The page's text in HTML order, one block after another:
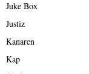
Juke Box
Justiz
Kanaren
Kap